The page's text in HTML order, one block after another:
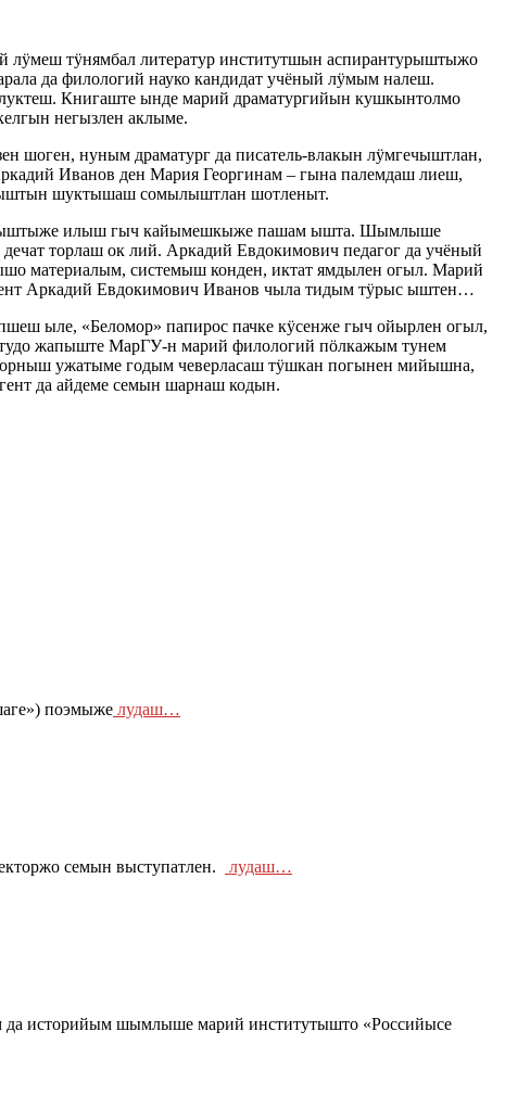
тӱнямбал литератур институтшын аспирантурыштыжо
да филологий науко кандидат учёный лӱмым налеш.
Книгаште ынде марий драматургийын кушкынтолмо
негызлен аклыме.
шоген, нуным драматург да писатель-влакын лӱмгечыштлан,
Иванов ден Мария Георгинам – гына палемдаш лиеш,
шуктышаш сомылыштлан шотленыт.
илыш гыч кайымешкыже пашам ышта. Шымлыше
торлаш ок лий. Аркадий Евдокимович педагог да учёный
системыш конден, иктат ямдылен огыл. Марий
Аркадий Евдокимович Иванов чыла тидым тӱрыс ыштен…
ыле, «Беломор» папирос пачке кӱсенже гыч ойырлен огыл,
жапыште МарГУ-н марий филологий пӧлкажым тунем
ужатыме годым чеверласаш тӱшкан погынен мийышна,
да айдеме семын шарнаш кодын.
поэмыже лудаш…
семын выступатлен. лудаш…
историйым шымлыше марий институтышто «Российысе